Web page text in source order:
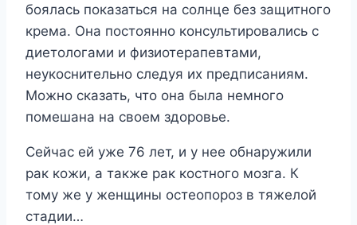
боялась показаться на солнце без защитного
крема. Она постоянно консультировались с
диетологами и физиотерапевтами,
неукоснительно следуя их предписаниям.
Можно сказать, что она была немного
помешана на своем здоровье.
Сейчас ей уже 76 лет, и у нее обнаружили
рак кожи, а также рак костного мозга. К
тому же у женщины остеопороз в тяжелой
стадии…